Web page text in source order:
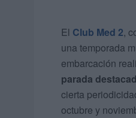
El Club Med 2,
una temporada
embarcación
parada
cierta
octubre y